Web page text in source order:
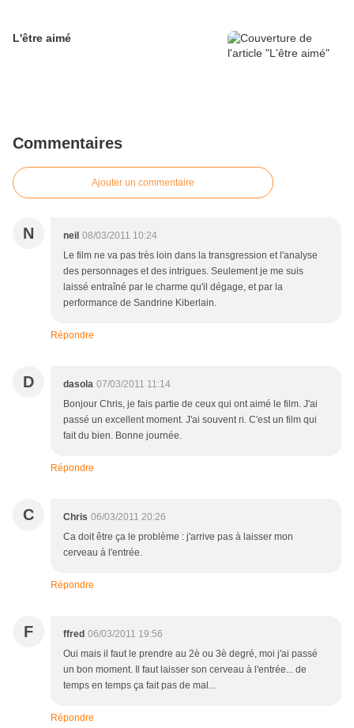
L'être aimé
Commentaires
Ajouter un commentaire
N neil 08/03/2011 10:24
Le film ne va pas très loin dans la transgression et l'analyse
des personnages et des intrigues. Seulement je me suis
laissé entraîné par le charme qu'il dégage, et par la
performance de Sandrine Kiberlain.
Répondre
D dasola 07/03/2011 11:14
Bonjour Chris, je fais partie de ceux qui ont aimé le film. J'ai
passé un excellent moment. J'ai souvent ri. C'est un film qui
fait du bien. Bonne journée.
Répondre
C Chris 06/03/2011 20:26
Ca doit être ça le problème : j'arrive pas à laisser mon
cerveau à l'entrée.
Répondre
F ffred 06/03/2011 19:56
Oui mais il faut le prendre au 2è ou 3è degré, moi j'ai passé
un bon moment. Il faut laisser son cerveau à l'entrée... de
temps en temps ça fait pas de mal...
Répondre